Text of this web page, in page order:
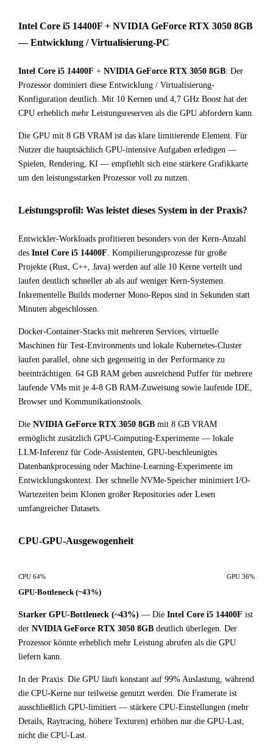
Intel Core i5 14400F + NVIDIA GeForce RTX 3050 8GB
— Entwicklung / Virtualisierung-PC
Intel Core i5 14400F + NVIDIA GeForce RTX 3050 8GB: Der
Prozessor dominiert diese Entwicklung / Virtualisierung-
Konfiguration deutlich. Mit 10 Kernen und 4,7 GHz Boost hat der
CPU erheblich mehr Leistungsreserven als die GPU abfordern kann.
Die GPU mit 8 GB VRAM ist das klare limitierende Element. Für
Nutzer die hauptsächlich GPU-intensive Aufgaben erledigen —
Spielen, Rendering, KI — empfiehlt sich eine stärkere Grafikkarte
um den leistungsstarken Prozessor voll zu nutzen.
Leistungsprofil: Was leistet dieses System in der Praxis?
Entwickler-Workloads profitieren besonders von der Kern-Anzahl
des Intel Core i5 14400F. Kompilierungsprozesse für große
Projekte (Rust, C++, Java) werden auf alle 10 Kerne verteilt und
laufen deutlich schneller ab als auf weniger Kern-Systemen.
Inkrementelle Builds moderner Mono-Repos sind in Sekunden statt
Minuten abgeschlossen.
Docker-Container-Stacks mit mehreren Services, virtuelle
Maschinen für Test-Environments und lokale Kubernetes-Cluster
laufen parallel, ohne sich gegenseitig in der Performance zu
beeinträchtigen. 64 GB RAM geben ausreichend Puffer für mehrere
laufende VMs mit je 4-8 GB RAM-Zuweisung sowie laufende IDE,
Browser und Kommunikationstools.
Die NVIDIA GeForce RTX 3050 8GB mit 8 GB VRAM
ermöglicht zusätzlich GPU-Computing-Experimente — lokale
LLM-Inferenz für Code-Assistenten, GPU-beschleunigtes
Datenbankprocessing oder Machine-Learning-Experimente im
Entwicklungskontext. Der schnelle NVMe-Speicher minimiert I/O-
Wartezeiten beim Klonen großer Repositories oder Lesen
umfangreicher Datasets.
CPU-GPU-Ausgewogenheit
CPU 64% GPU 36%
GPU-Bottleneck (~43%)
Starker GPU-Bottleneck (~43%) — Die Intel Core i5 14400F ist
der NVIDIA GeForce RTX 3050 8GB deutlich überlegen. Der
Prozessor könnte erheblich mehr Leistung abrufen als die GPU
liefern kann.
In der Praxis: Die GPU läuft konstant auf 99% Auslastung, während
die CPU-Kerne nur teilweise genutzt werden. Die Framerate ist
ausschließlich GPU-limitiert — stärkere CPU-Einstellungen (mehr
Details, Raytracing, höhere Texturen) erhöhen nur die GPU-Last,
nicht die CPU-Last.